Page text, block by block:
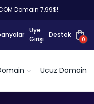
Domain 7,99$!
Üye
Girişi
Destek
0
Ucuz Domain